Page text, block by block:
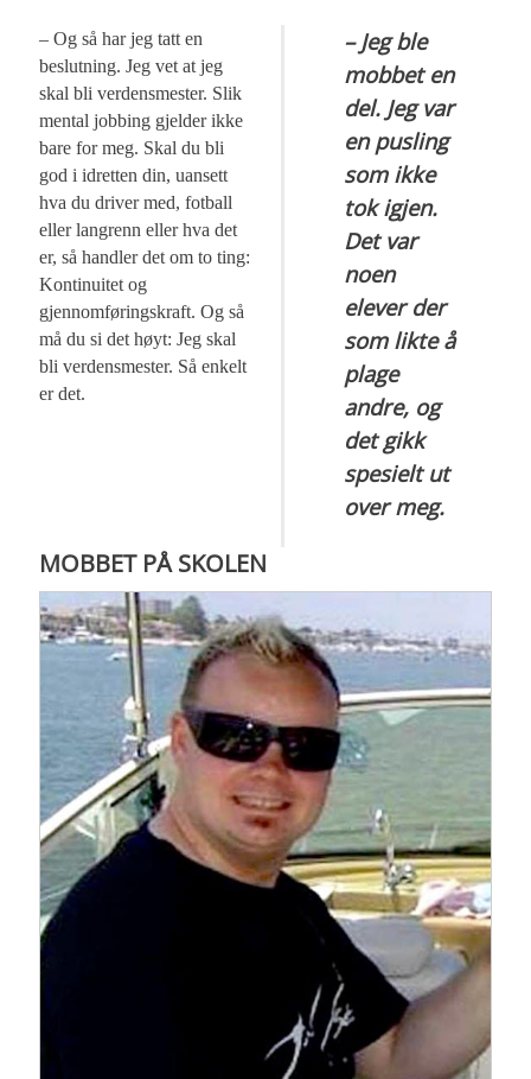
– Jeg ble
mobbet en
del. Jeg var
en pusling
som ikke
tok igjen.
Det var
noen
elever der
som likte å
plage
andre, og
det gikk
spesielt ut
over meg.
– Og så har jeg tatt en
beslutning. Jeg vet at jeg
skal bli verdensmester. Slik
mental jobbing gjelder ikke
bare for meg. Skal du bli
god i idretten din, uansett
hva du driver med, fotball
eller langrenn eller hva det
er, så handler det om to ting:
Kontinuitet og
gjennomføringskraft. Og så
må du si det høyt: Jeg skal
bli verdensmester. Så enkelt
er det.
MOBBET PÅ SKOLEN